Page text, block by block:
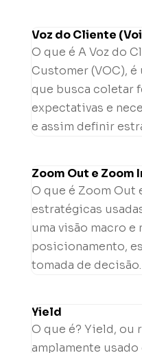
Voz do Cliente
O que é A Voz do
Customer (VOC),
que busca coletar
expectativas e
e assim definir
Zoom Out e Zoom
O que é Zoom Out
estratégicas
uma visão macro e
posicionamento,
tomada de
Yield
O que é? Yield, ou
amplamente